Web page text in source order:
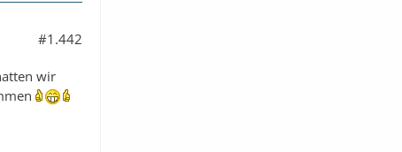
#1.442
wir